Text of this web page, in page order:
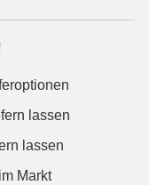
lassen
lassen
Markt